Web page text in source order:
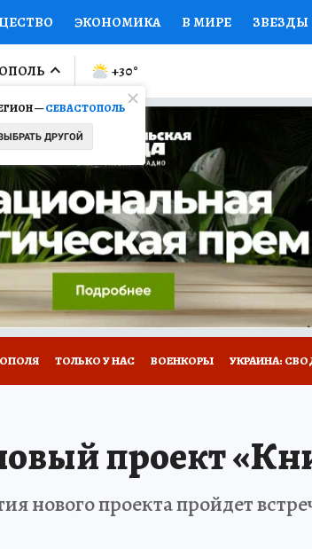
ЭКОНОМИКА В МИРЕ ЗВЕЗДЫ
ПРОИСШЕСТВИЯ НАЦИОНАЛЬНЫЕ
МИР Я ЗНАЮ СЕМЬЯ ЖЕНСКИЕ
СЕРИАЛЫ СПЕЦПРОЕКТЫ
КОНКУРСЫ РАБОТА У НАС
—СЕВАСТОПОЛЬ
ДРУГОЙ
+30°
ТОЛЬКО У НАС ВОЕНКОРЫ УКРАИНА:
проект
нового проекта пройдет